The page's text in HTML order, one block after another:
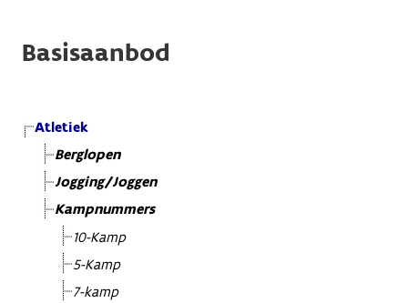
Basisaanbod
Atletiek
Berglopen
Jogging/Joggen
Kampnummers
10-Kamp
5-Kamp
7-kamp